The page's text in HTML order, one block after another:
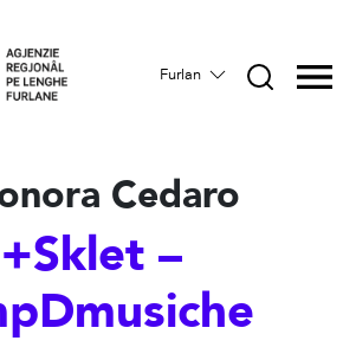
Furlan
Cedaro
+Sklet –